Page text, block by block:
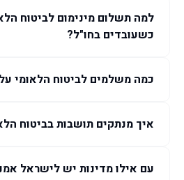
למה תשלום מינימום לביטוח
כשעובדים בחו"ל?
כמה משלמים לביטוח הלאומי
איך מנתקים תושבות בביטוח
עם אילו מדינות יש לישראל